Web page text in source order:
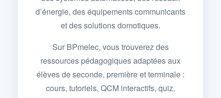
d’énergie, des équipements communicants
et des solutions domotiques.
Sur BPmelec, vous trouverez des
ressources pédagogiques adaptées aux
élèves de seconde, première et terminale :
cours, tutoriels, QCM interactifs, quiz,